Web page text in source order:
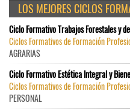
LOS MEJORES CICLOS
Ciclo Formativo Trabajos Forestales y
Ciclos Formativos de Formación
AGRARIAS
Ciclo Formativo Estética Integral y
Ciclos Formativos de Formación
PERSONAL